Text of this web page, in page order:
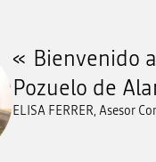
Bienvenido
Pozuelo de
ELISA FERRER, Asesor